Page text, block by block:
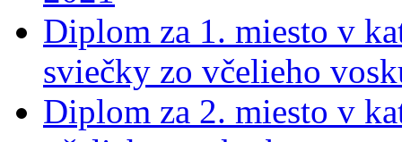
Diplom za 1. miesto v
sviečky zo včelieho
Diplom za 2. miesto v